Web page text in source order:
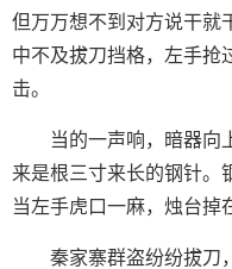
但万万想不到对方说干就
中不及拔刀挡格，左手抢
击。
当的一声响，暗器向
来是根三寸来长的钢针。
当左手虎口一麻，烛台掉
秦家寨群盗纷纷拔刀